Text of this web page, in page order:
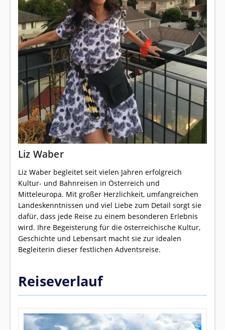
Liz Waber
Liz Waber begleitet seit vielen Jahren erfolgreich
Kultur- und Bahnreisen in Österreich und
Mitteleuropa. Mit großer Herzlichkeit, umfangreichen
Landeskenntnissen und viel Liebe zum Detail sorgt sie
dafür, dass jede Reise zu einem besonderen Erlebnis
wird. Ihre Begeisterung für die österreichische Kultur,
Geschichte und Lebensart macht sie zur idealen
Begleiterin dieser festlichen Adventsreise.
Reiseverlauf